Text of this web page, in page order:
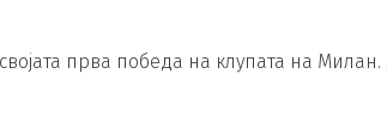
прва победа на клупата на Милан.